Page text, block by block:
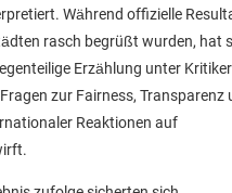
Während offizielle
rasch begrüßt wurden, hat
Erzählung unter
zur Fairness, Transparenz
Reaktionen auf